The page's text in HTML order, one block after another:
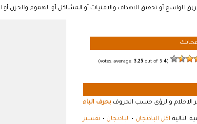
الواسع أو تحقيق الاهداف والامنيات أو المشاكل أو الهموم والحزن
(
4
3.25 out of 5)
الاحلام والرؤى حسب الحروفبحرف الباء
التالية اكل الباذنجان • الباذنجان • تفسير